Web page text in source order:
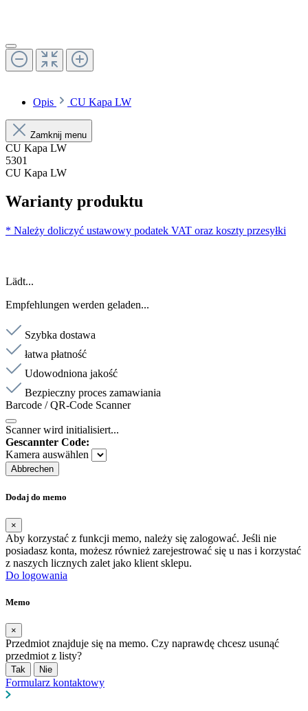
Opis CU Kapa LW
Zamknij menu
CU Kapa LW
5301
CU Kapa LW
Warianty produktu
* Należy doliczyć ustawowy podatek VAT oraz koszty przesyłki
Lädt...
Empfehlungen werden geladen...
Szybka dostawa
łatwa płatność
Udowodniona jakość
Bezpieczny proces zamawiania
Barcode / QR-Code Scanner
Scanner wird initialisiert...
Gescannter Code:
Kamera auswählen
Abbrechen
Dodaj do memo
×
Aby korzystać z funkcji memo, należy się zalogować. Jeśli nie
posiadasz konta, możesz również zarejestrować się u nas i korzystać
z naszych licznych zalet jako klient sklepu.
Do logowania
Memo
×
Przedmiot znajduje się na memo. Czy naprawdę chcesz usunąć
przedmiot z listy?
Tak Nie
Formularz kontaktowy